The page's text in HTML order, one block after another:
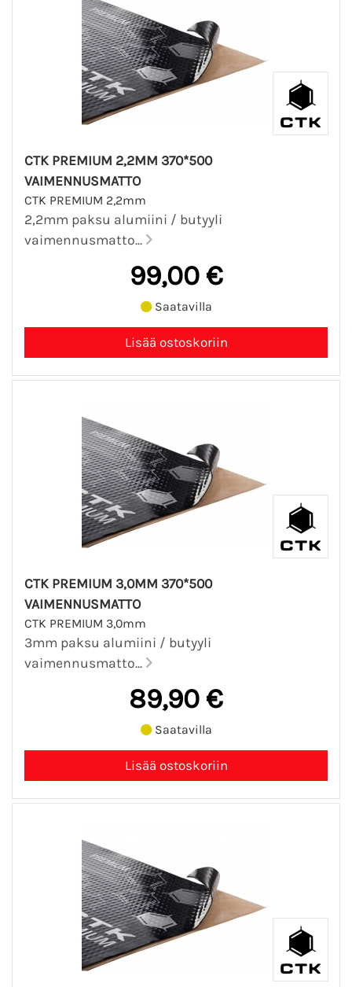
CTK PREMIUM 2,2MM 370*500
VAIMENNUSMATTO
CTK PREMIUM 2,2mm
2,2mm paksu alumiini / butyyli
vaimennusmatto...
99,00 €
Saatavilla
CTK PREMIUM 3,0MM 370*500
VAIMENNUSMATTO
CTK PREMIUM 3,0mm
3mm paksu alumiini / butyyli
vaimennusmatto...
89,90 €
Saatavilla